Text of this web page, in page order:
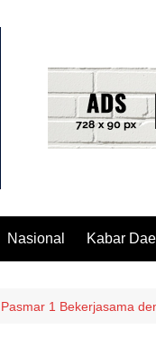
Nasional Kabar
1 Bekerjasama